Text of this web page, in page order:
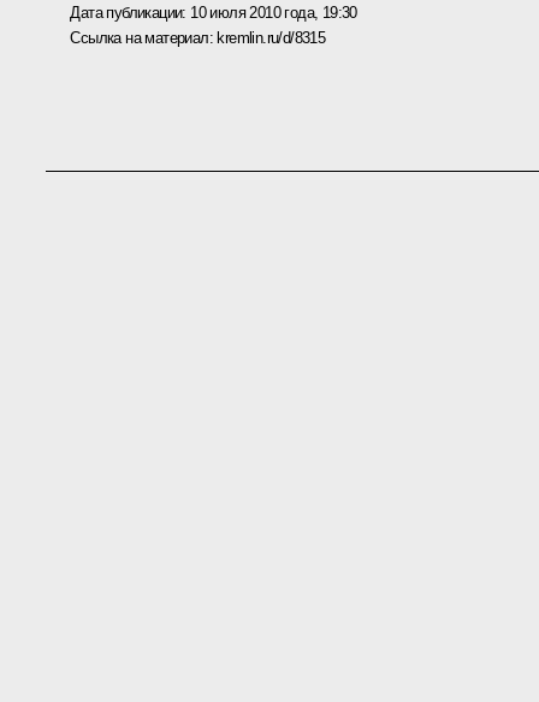
Дата публикации: 10 июля 2010 года, 19:30
Ссылка на материал: kremlin.ru/d/8315